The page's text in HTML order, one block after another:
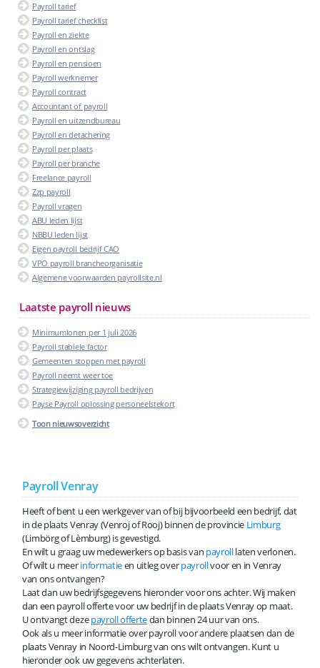
Payroll tarief
Payroll tarief checklist
Payroll en ziekte
Payroll en ontslag
Payroll en pensioen
Payroll werknemer
Payroll contract
Accountant of payroll
Payroll en uitzendbureau
Payroll en detachering
Payroll per plaats
Payroll per branche
Freelance payroll
Zzp payroll
Payroll vragen
ABU leden lijst
NBBU leden lijst
Eigen payroll bedrijf CAO
VPO payroll brancheorganisatie
Algemene voorwaarden payrollsite.nl
Laatste payroll nieuws
Minimumlonen per 1 juli 2026
Payroll stabiele factor
Gemeenten stoppen met payroll
Payroll neemt weer toe
Strategiewijziging payroll bedrijven
Payse Payroll oplossing personeelstekort
Toon nieuwsoverzicht
Payroll Venray
Heeft of bent u een werkgever van of bij bijvoorbeeld een bedrijf, dat
in de plaats Venray (Venroj of Rooj) binnen de provincie Limburg
(Limbörg of Lèmburg) is gevestigd.
En wilt u graag uw medewerkers op basis van payrolllaten verlonen.
Of wilt u meerinformatieen uitleg overpayrollvoor en in Venray
van ons ontvangen?
Laat dan uw bedrijfsgegevens hieronder voor ons achter. Wij maken
dan een payroll offerte voor uw bedrijf in de plaats Venray op maat.
U ontvangt dezepayroll offertedan binnen 24 uur van ons.
Ook als u meer informatie over payroll voor andere plaatsen dan de
plaats Venray in Noord-Limburg van ons wilt ontvangen. Kunt u
hieronder ook uw gegevens achterlaten.